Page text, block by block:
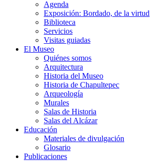
Agenda
Exposición: Bordado, de la virtud
Biblioteca
Servicios
Visitas guiadas
El Museo
Quiénes somos
Arquitectura
Historia del Museo
Historia de Chapultepec
Arqueología
Murales
Salas de Historia
Salas del Alcázar
Educación
Materiales de divulgación
Glosario
Publicaciones